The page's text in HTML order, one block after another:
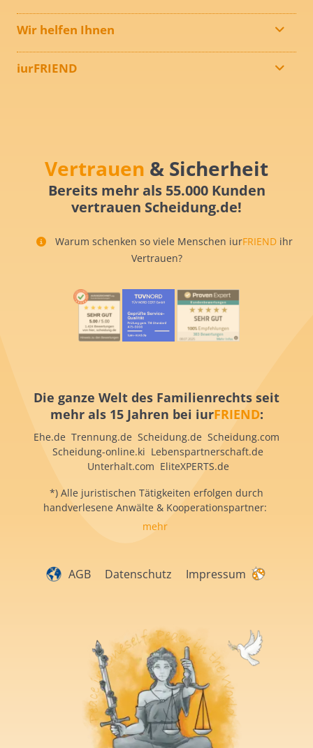
Wir helfen Ihnen
iurFRIEND
Vertrauen & Sicherheit
Bereits mehr als 55.000 Kunden
vertrauen Scheidung.de!
Warum schenken so viele Menschen iurFRIEND ihr
Vertrauen?
Die ganze Welt des Familienrechts seit
mehr als 15 Jahren bei iurFRIEND:
Ehe.de Trennung.de Scheidung.de Scheidung.com
Scheidung-online.ki Lebenspartnerschaft.de
Unterhalt.com EliteXPERTS.de
*) Alle juristischen Tätigkeiten erfolgen durch
handverlesene Anwälte & Kooperationspartner:
mehr
AGB Datenschutz Impressum